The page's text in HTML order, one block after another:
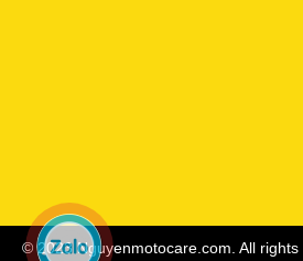
© 2023 Nguyenmotocare.com. All